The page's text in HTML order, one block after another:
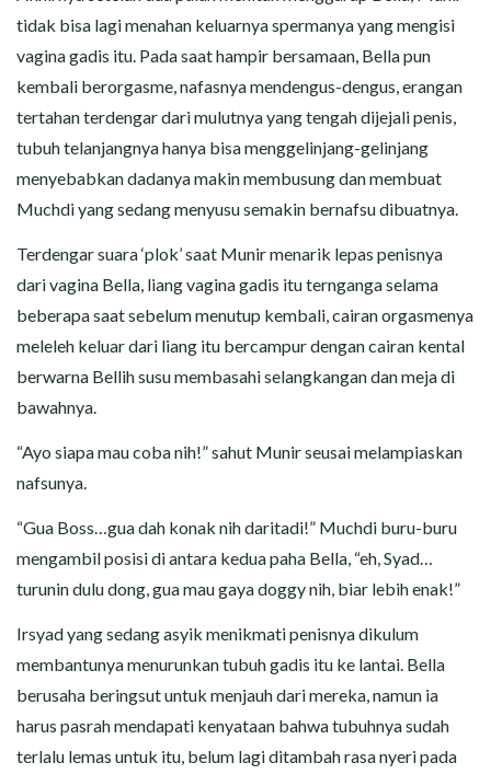
tidak bisa lagi menahan keluarnya spermanya yang mengisi
vagina gadis itu. Pada saat hampir bersamaan, Bella pun
kembali berorgasme, nafasnya mendengus-dengus, erangan
tertahan terdengar dari mulutnya yang tengah dijejali penis,
tubuh telanjangnya hanya bisa menggelinjang-gelinjang
menyebabkan dadanya makin membusung dan membuat
Muchdi yang sedang menyusu semakin bernafsu dibuatnya.
Terdengar suara ‘plok’ saat Munir menarik lepas penisnya
dari vagina Bella, liang vagina gadis itu ternganga selama
beberapa saat sebelum menutup kembali, cairan orgasmenya
meleleh keluar dari liang itu bercampur dengan cairan kental
berwarna Bellih susu membasahi selangkangan dan meja di
bawahnya.
“Ayo siapa mau coba nih!” sahut Munir seusai melampiaskan
nafsunya.
“Gua Boss…gua dah konak nih daritadi!” Muchdi buru-buru
mengambil posisi di antara kedua paha Bella, “eh, Syad…
turunin dulu dong, gua mau gaya doggy nih, biar lebih enak!”
Irsyad yang sedang asyik menikmati penisnya dikulum
membantunya menurunkan tubuh gadis itu ke lantai. Bella
berusaha beringsut untuk menjauh dari mereka, namun ia
harus pasrah mendapati kenyataan bahwa tubuhnya sudah
terlalu lemas untuk itu, belum lagi ditambah rasa nyeri pada